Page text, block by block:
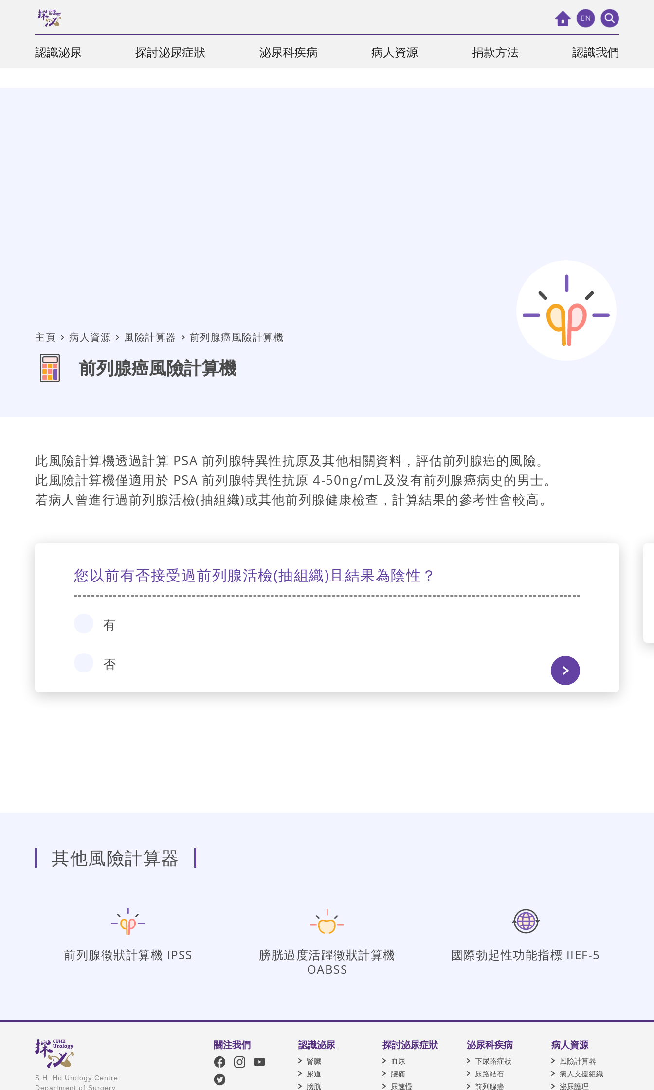
EN
認識泌尿 探討泌尿症狀 泌尿科疾病 病人資源 捐款方法 認識我們
主頁 病人資源 風險計算器 前列腺癌風險計算機
前列腺癌風險計算機
此風險計算機透過計算 PSA 前列腺特異性抗原及其他相關資料，評估前列腺癌的風險。
此風險計算機僅適用於 PSA 前列腺特異性抗原 4-50ng/mL及沒有前列腺癌病史的男士。
若病人曾進行過前列腺活檢(抽組織)或其他前列腺健康檢查，計算結果的參考性會較高。
您以前有否接受過前列腺活檢(抽組織)且結果為陰性？
有
否
其他風險計算器
前列腺徵狀計算機 IPSS
膀胱過度活躍徵狀計算機
OABSS
國際勃起性功能指標 IIEF-5
認識泌尿
腎臟
尿道
膀胱
探討泌尿症狀
血尿
腰痛
尿速慢
泌尿科疾病
下尿路症狀
尿路結石
前列腺癌
病人資源
風險計算器
病人支援組織
泌尿護理
關注我們
S.H. Ho Urology Centre
Department of Surgery